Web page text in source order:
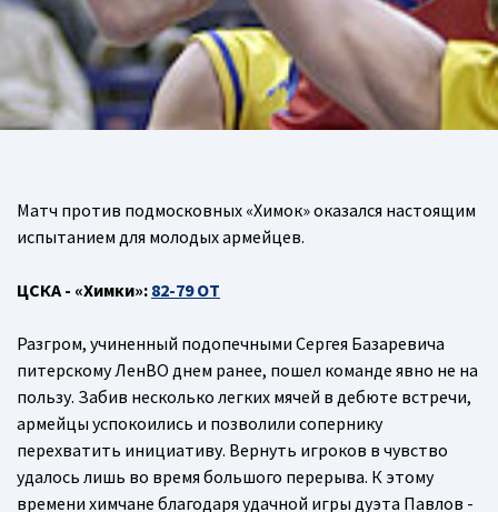
Матч против подмосковных «Химок» оказался настоящим
испытанием для молодых армейцев.
ЦСКА - «Химки»: 82-79 ОТ
Разгром, учиненный подопечными Сергея Базаревича
питерскому ЛенВО днем ранее, пошел команде явно не на
пользу. Забив несколько легких мячей в дебюте встречи,
армейцы успокоились и позволили сопернику
перехватить инициативу. Вернуть игроков в чувство
удалось лишь во время большого перерыва. К этому
времени химчане благодаря удачной игры дуэта Павлов -